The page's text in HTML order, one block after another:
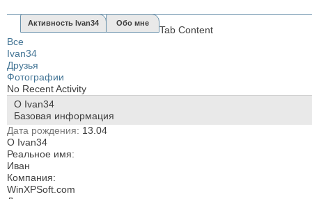
Активность Ivan34 Обо мне
Tab Content
Все
Ivan34
Друзья
Фотографии
No Recent Activity
О Ivan34
Базовая информация
Дата рождения
13.04
О Ivan34
Реальное имя:
Иван
Компания:
WinXPSoft.com